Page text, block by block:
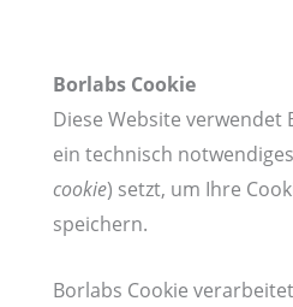
Borlabs Cookie
Diese Website verwendet
ein technisch
cookie) setzt, um Ihre
speichern.
Borlabs Cookie